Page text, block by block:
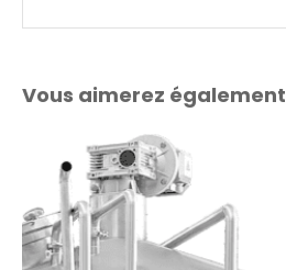
Vous aimerez également